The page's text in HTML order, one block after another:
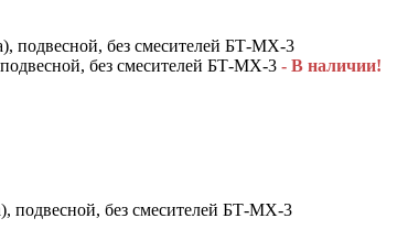
без смесителей БТ-МХ-3 - В наличии!
подвесной, без смесителей БТ-МХ-3